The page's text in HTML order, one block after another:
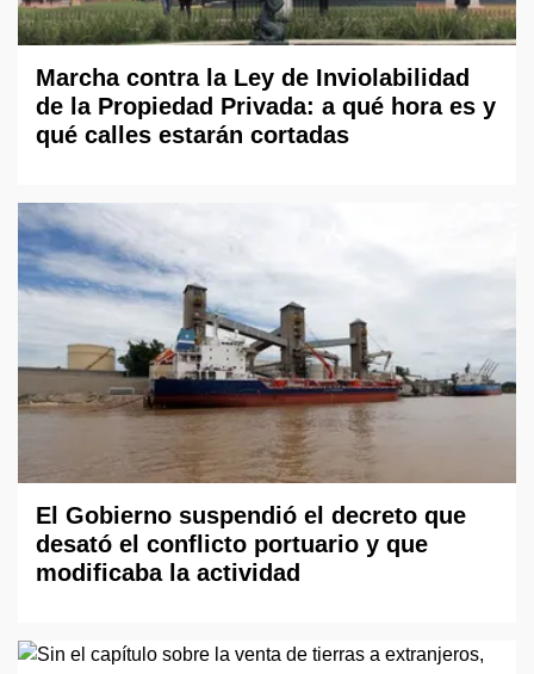
Marcha contra la Ley de Inviolabilidad
de la Propiedad Privada: a qué hora es y
qué calles estarán cortadas
El Gobierno suspendió el decreto que
desató el conflicto portuario y que
modificaba la actividad